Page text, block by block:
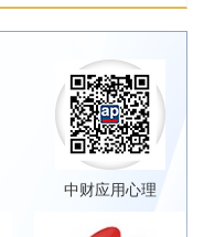
中财应用心理